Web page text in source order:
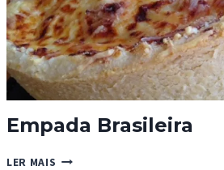
Empada Brasileira
LER MAIS EMPADA